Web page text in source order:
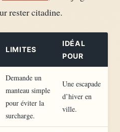
rester citadine.
LIMITES
IDÉAL
POUR
Demande un
manteau simple
pour éviter la
surcharge.
Une escapade
d’hiver en
ville.